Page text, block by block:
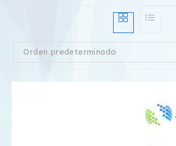
Orden predeterminado